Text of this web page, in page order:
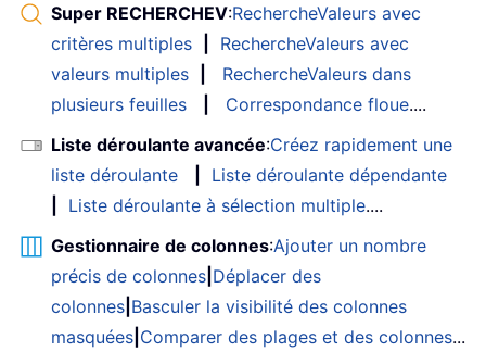
Super RECHERCHEV:RechercheValeurs avec
critères multiples
RechercheValeurs avec
valeurs multiples
RechercheValeurs dans
plusieurs feuilles
Correspondance floue....
Liste déroulante avancée:Créez rapidement une
liste déroulante
Liste déroulante dépendante
Liste déroulante à sélection multiple....
Gestionnaire de colonnes:Ajouter un nombre
précis de colonnes Déplacer des
colonnes Basculer la visibilité des colonnes
masquées Comparer des plages et des colonnes...